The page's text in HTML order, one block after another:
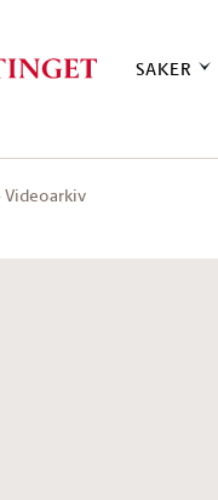
SAKER
Videoarkiv